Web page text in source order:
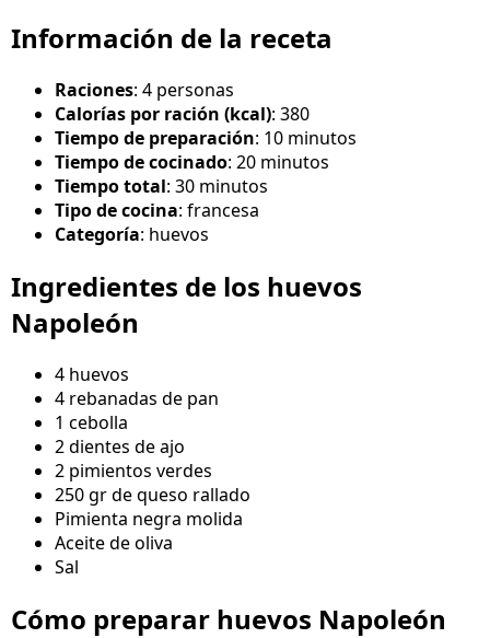
Información de la receta
Raciones: 4 personas
Calorías por ración (kcal): 380
Tiempo de preparación: 10 minutos
Tiempo de cocinado: 20 minutos
Tiempo total: 30 minutos
Tipo de cocina: francesa
Categoría: huevos
Ingredientes de los huevos
Napoleón
4 huevos
4 rebanadas de pan
1 cebolla
2 dientes de ajo
2 pimientos verdes
250 gr de queso rallado
Pimienta negra molida
Aceite de oliva
Sal
Cómo preparar huevos Napoleón